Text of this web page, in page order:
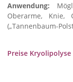
Anwendung:
Oberarme, Knie,
(„Tannenbaum-
Preise Kryolipolyse